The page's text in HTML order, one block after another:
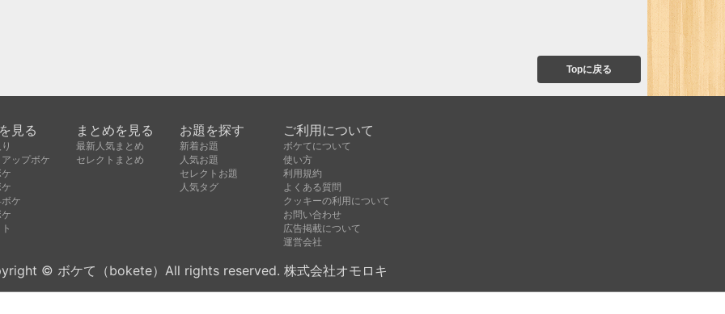
Topに戻る
見る
ップボケ
ケ
まとめを見る
最新人気まとめ
セレクトまとめ
お題を探す
新着お題
人気お題
セレクトお題
人気タグ
ご利用について
ボケてについて
使い方
利用規約
よくある質問
クッキーの利用について
お問い合わせ
広告掲載について
運営会社
© ボケて（bokete）All rights reserved. 株式会社オモロキ